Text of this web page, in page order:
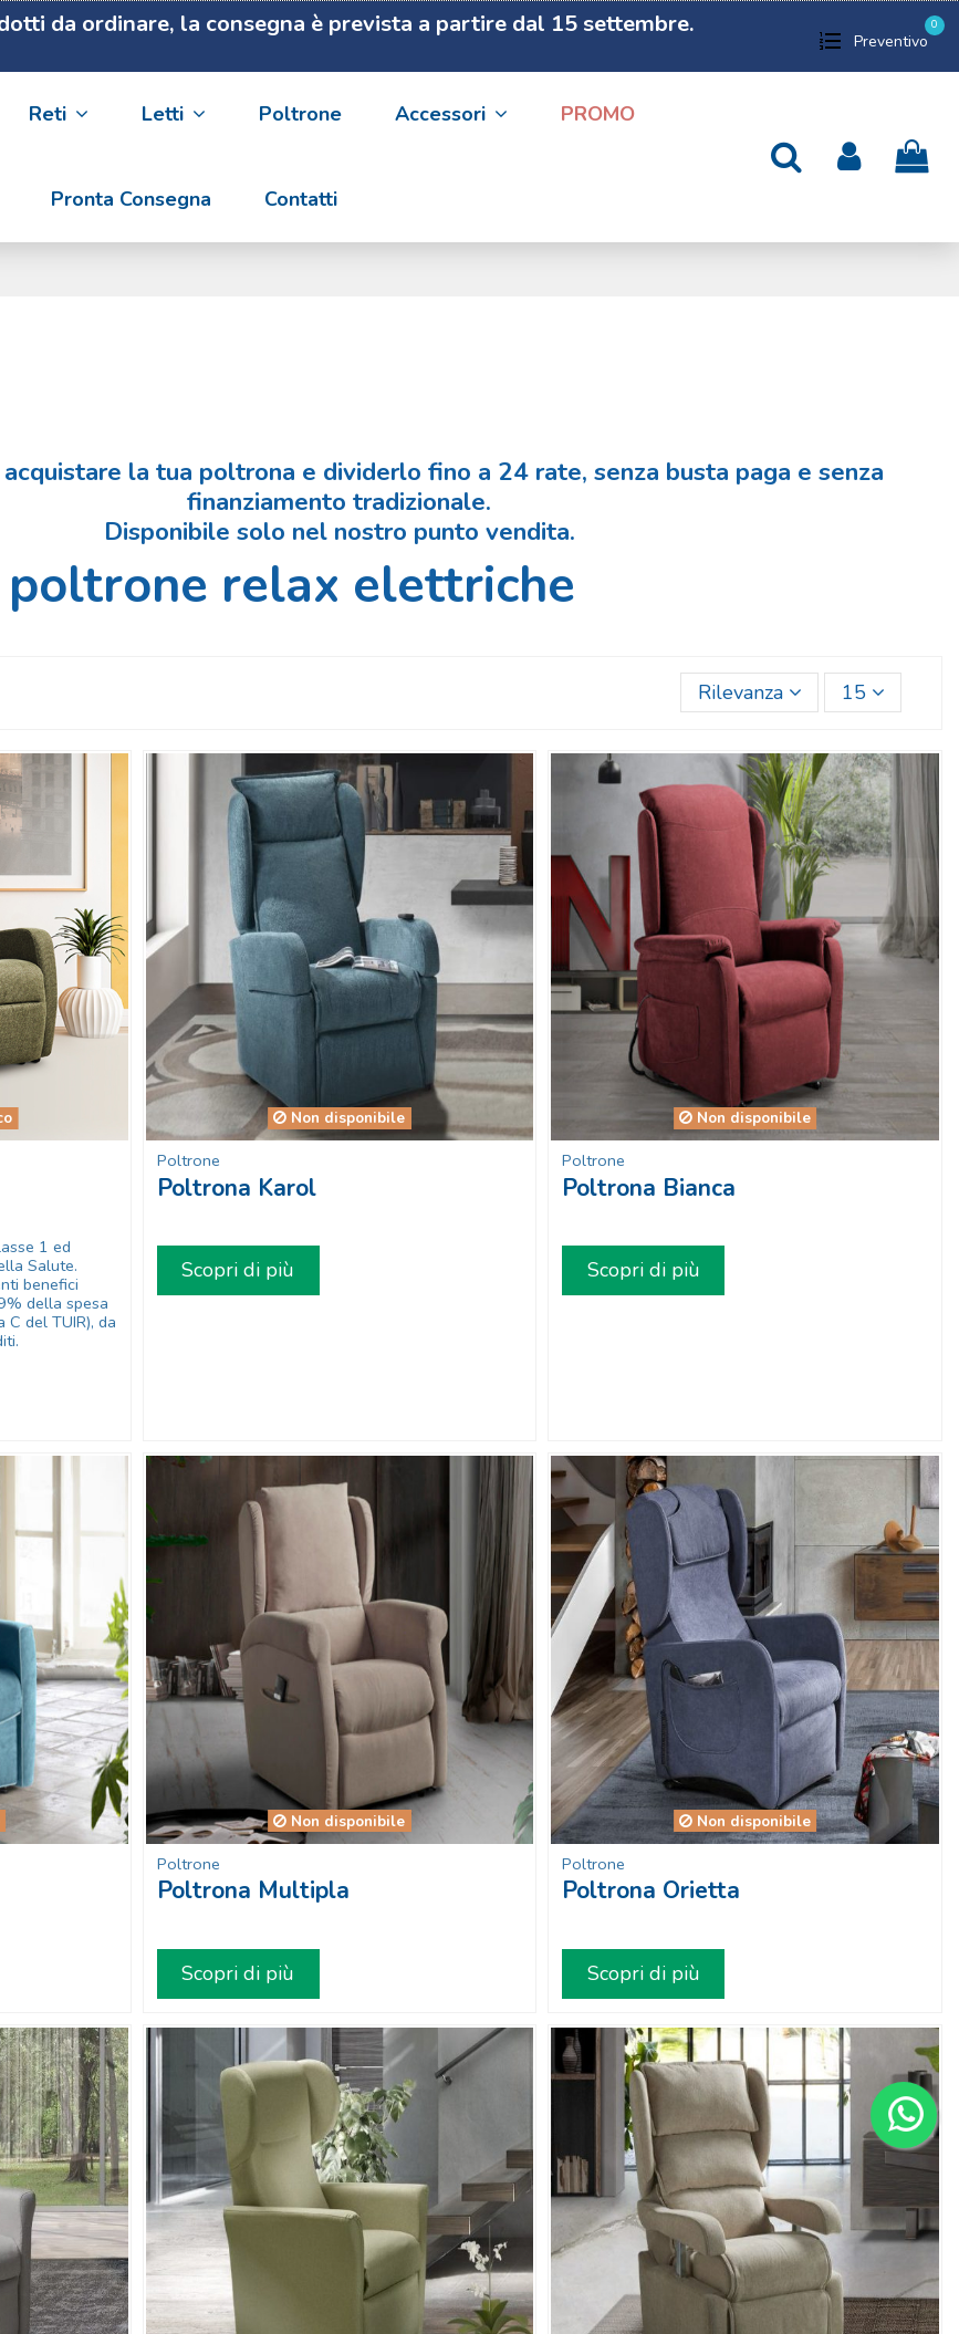
da ordinare, la consegna è prevista a partire dal 15 settembre.
Preventivo
0
Reti Letti Poltrone Accessori PROMO
Pronta Consegna Contatti
la tua poltrona e dividerlo fino a 24 rate, senza busta paga e senza
finanziamento tradizionale.
Disponibile solo nel nostro punto vendita.
poltrone relax elettriche
Rilevanza 15
1 ed
Salute.
benefici
della spesa
del TUIR), da
Non disponibile
Poltrone
Poltrona Karol
Scopri di più
Non disponibile
Poltrone
Poltrona Bianca
Scopri di più
Non disponibile
Poltrone
Poltrona Multipla
Scopri di più
Non disponibile
Poltrone
Poltrona Orietta
Scopri di più